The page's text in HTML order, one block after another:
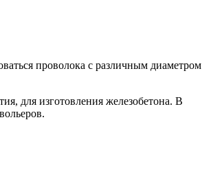
проволока с различным диаметром
для изготовления железобетона. В